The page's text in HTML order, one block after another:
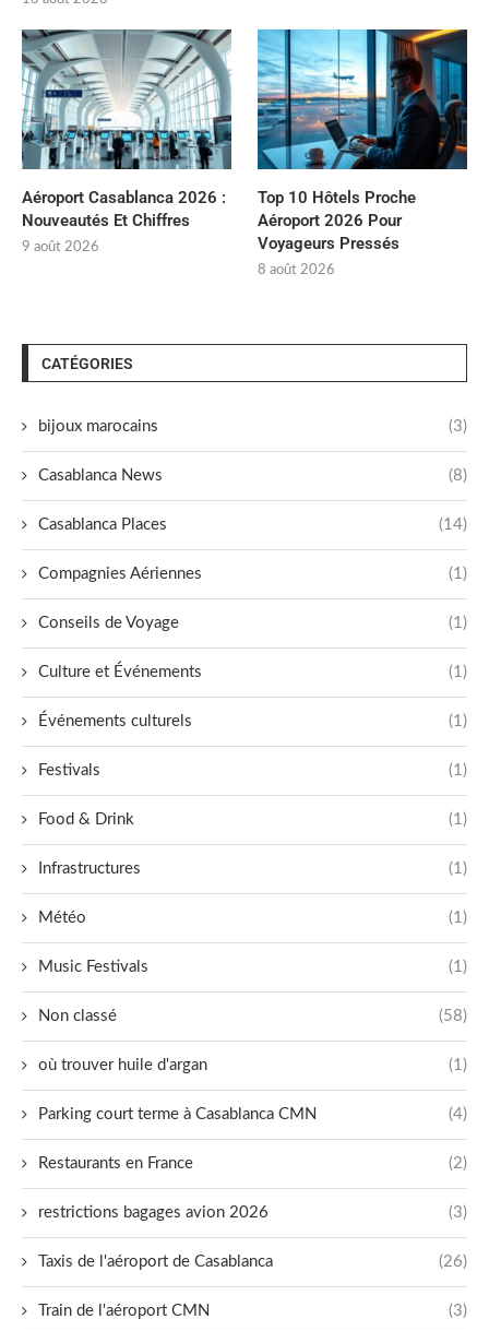
Aéroport Casablanca 2026 :
Nouveautés Et Chiffres
9 août 2026
Top 10 Hôtels Proche
Aéroport 2026 Pour
Voyageurs Pressés
8 août 2026
CATÉGORIES
bijoux marocains (3)
Casablanca News (8)
Casablanca Places (14)
Compagnies Aériennes (1)
Conseils de Voyage (1)
Culture et Événements (1)
Événements culturels (1)
Festivals (1)
Food & Drink (1)
Infrastructures (1)
Météo (1)
Music Festivals (1)
Non classé (58)
où trouver huile d'argan (1)
Parking court terme à Casablanca CMN (4)
Restaurants en France (2)
restrictions bagages avion 2026 (3)
Taxis de l'aéroport de Casablanca (26)
Train de l'aéroport CMN (3)